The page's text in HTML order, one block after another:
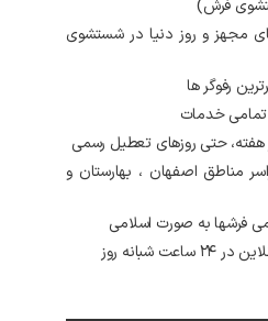
فرش)
مجهز و روز دنیا در شستشوی
رفوگر ها
تمامی خدمات
مناطق اصفهان ، بهارستان و
فرشها به صورت اسلامی
شبانه روز